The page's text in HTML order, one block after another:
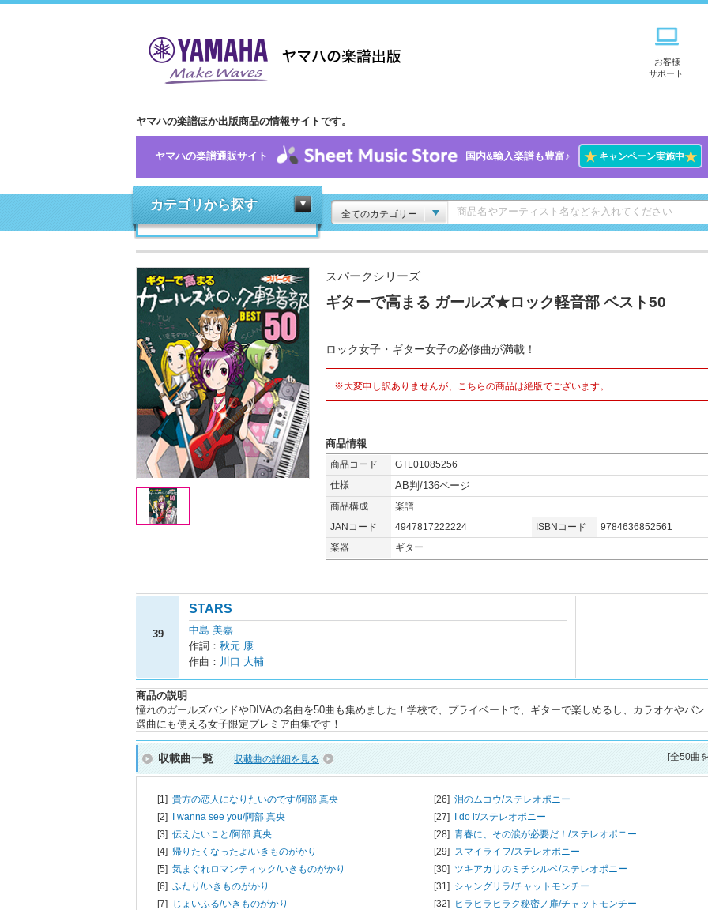
お客様
サポート
ヤマハの楽譜ほか出版商品の情報サイトです。
ヤマハの楽譜通販サイト 国内&輸入楽譜も豊富♪ ★キャンペーン実施中★
カテゴリから探す
全てのカテゴリー
スパークシリーズ
ギターで高まる ガールズ★ロック軽音部 ベスト50
ロック女子・ギター女子の必修曲が満載！
※大変申し訳ありませんが、こちらの商品は絶版でございます。
商品情報
商品コード
GTL01085256
仕様
AB判/136ページ
商品構成
楽譜
JANコード
4947817222224 ISBNコード
9784636852561
楽器
ギター
39
STARS
中島 美嘉
作詞： 秋元 康
作曲： 川口 大輔
商品の説明
憧れのガールズバンドやDIVAの名曲を50曲も集めました！学校で、プライベートで、ギターで楽しめるし、カラオケやバン
選曲にも使える女子限定プレミア曲集です！
収載曲一覧 収載曲の詳細を見る [全50曲
[1] 貴方の恋人になりたいのです/阿部 真央
[2] I wanna see you/阿部 真央
[3] 伝えたいこと/阿部 真央
[4] 帰りたくなったよ/いきものがかり
[5] 気まぐれロマンティック/いきものがかり
[6] ふたり/いきものがかり
[7] じょいふる/いきものがかり
[26] 泪のムコウ/ステレオポニー
[27] I do it/ステレオポニー
[28] 青春に、その涙が必要だ！/ステレオポニー
[29] スマイライフ/ステレオポニー
[30] ツキアカリのミチシルベ/ステレオポニー
[31] シャングリラ/チャットモンチー
[32] ヒラヒラヒラク秘密ノ扉/チャットモンチー